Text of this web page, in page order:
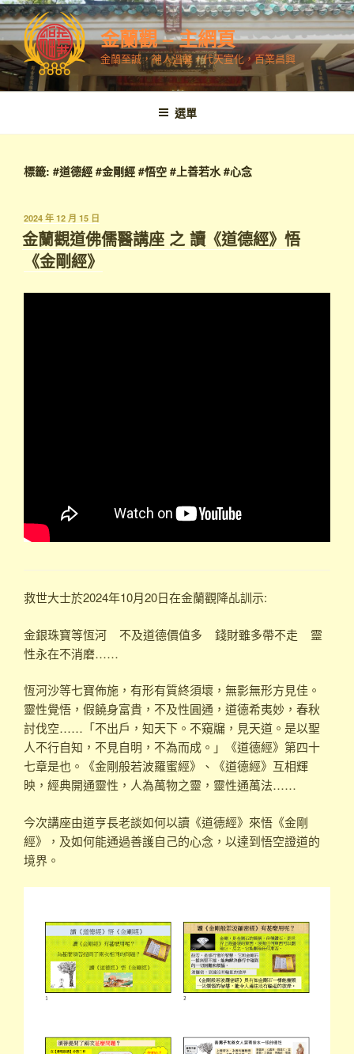
跳
至
內
容
金蘭觀 – 主網頁
金蘭至誠，神人溫馨，代天宣化，百業昌興
選單
標籤: #道德經 #金剛經 #悟空 #上善若水 #心念
發
表
於
2024 年 12 月 15 日
金蘭觀道佛儒醫講座 之 讀《道德經》悟
《金剛經》
救世大士於2024年10月20日在金蘭觀降乩訓示:
金銀珠寶等恆河 不及道德價值多 錢財雖多帶不走 靈
性永在不消磨……
恆河沙等七寶佈施，有形有質終須壞，無影無形方見佳。
靈性覺悟，假饒身富貴，不及性圓通，道德希夷妙，春秋
討伐空……「不出戶，知天下。不窺牖，見天道。是以聖
人不行自知，不見自明，不為而成。」《道德經》第四十
七章是也。《金剛般若波羅蜜經》、《道德經》互相輝
映，經典開通靈性，人為萬物之靈，靈性通萬法……
今次講座由道亨長老談如何以讀《道德經》來悟《金剛
經》，及如何能通過善護自己的心念，以達到悟空證道的
境界。